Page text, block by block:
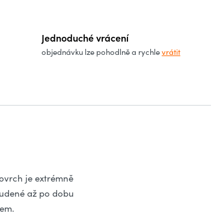
Jednoduché vrácení
objednávku lze pohodlně a rychlevrátit
je extrémně
až po dobu